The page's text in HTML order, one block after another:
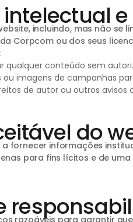
intelectual
incluindo, mas não se
Corpcom ou dos seus
qualquer conteúdo sem
ou imagens de campanhas
de autor ou outros avisos
do
fornecer informações
para fins lícitos e de